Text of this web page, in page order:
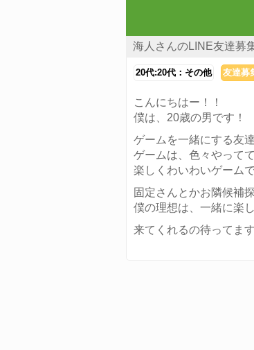
海人さんのLINE友達募
20代:20代：その他 友達募
こんにちはー！！
僕は、20歳の男です！
ゲームを一緒にする友
ゲームは、色々やって
楽しくわいわいゲーム
固定さんとかお隣候補
僕の理想は、一緒に楽
来てくれるの待ってま